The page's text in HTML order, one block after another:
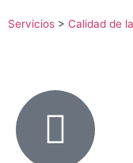
Servicios > Calidad de